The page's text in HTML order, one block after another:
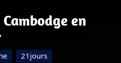
en
21jours